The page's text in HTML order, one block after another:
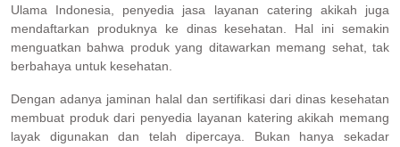
Ulama Indonesia, penyedia jasa layanan catering akikah juga
mendaftarkan produknya ke dinas kesehatan. Hal ini semakin
menguatkan bahwa produk yang ditawarkan memang sehat, tak
berbahaya untuk kesehatan.
Dengan adanya jaminan halal dan sertifikasi dari dinas kesehatan
membuat produk dari penyedia layanan katering akikah memang
layak digunakan dan telah dipercaya. Bukan hanya sekadar